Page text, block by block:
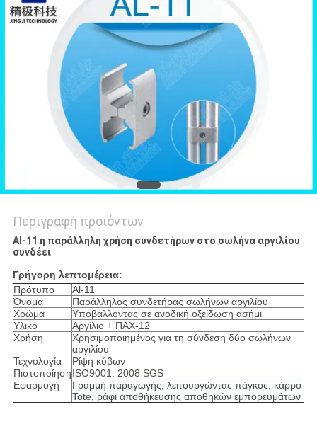
Περιγραφή προϊόντων
Al-11 η παράλληλη χρήση συνδετήρων στο σωλήνα αργιλίου
συνδέει
Γρήγορη λεπτομέρεια:
Πρότυπο
Al-11
Όνομα
Παράλληλος συνδετήρας σωλήνων αργιλίου
Χρώμα
Υποβάλλοντας σε ανοδική οξείδωση ασήμι
Υλικό
Αργίλιο + ΠΑΧ-12
Χρήση
Χρησιμοποιημένος για τη σύνδεση δύο σωλήνων
αργιλίου
Τεχνολογία
Ρίψη κύβων
ΠιστοποίησηISO9001: 2008 SGS
Εφαρμογή
Γραμμή παραγωγής, λειτουργώντας πάγκος, κάρρο
Tote, ράφι αποθήκευσης αποθηκών εμπορευμάτων